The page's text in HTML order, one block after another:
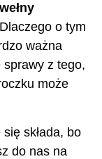
o tym
ważna
z tego,
może
składa, bo
do nas na